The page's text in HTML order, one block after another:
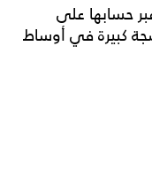
حسابها على
كبيرة في أوساط